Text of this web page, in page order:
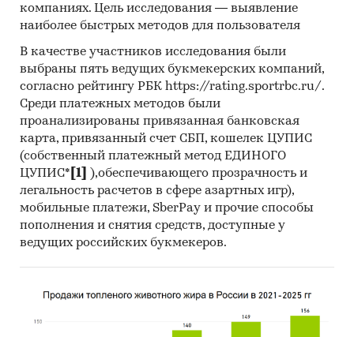
компаниях. Цель исследования — выявление
наиболее быстрых методов для пользователя
В качестве участников исследования были
выбраны пять ведущих букмекерских компаний,
согласно рейтингу РБК https://rating.sportrbc.ru/.
Среди платежных методов были
проанализированы привязанная банковская
карта, привязанный счет СБП, кошелек ЦУПИС
(собственный платежный метод ЕДИНОГО
ЦУПИС* [1]
),обеспечивающего прозрачность и
легальность расчетов в сфере азартных игр),
мобильные платежи, SberPay и прочие способы
пополнения и снятия средств, доступные у
ведущих российских букмекеров.